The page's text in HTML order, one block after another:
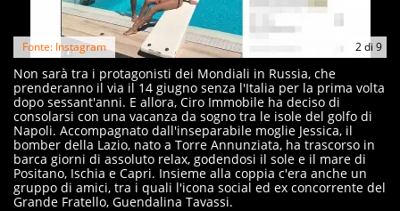
2di 9
Fonte: Instagram
Non sarà tra i protagonisti dei Mondiali in Russia, che
prenderanno il via il 14 giugno senza l'Italia per la prima volta
dopo sessant'anni. E allora, Ciro Immobile ha deciso di
consolarsi con una vacanza da sogno tra le isole del golfo di
Napoli. Accompagnato dall'inseparabile moglie Jessica, il
bomber della Lazio, nato a Torre Annunziata, ha trascorso in
barca giorni di assoluto relax, godendosi il sole e il mare di
Positano, Ischia e Capri. Insieme alla coppia c'era anche un
gruppo di amici, tra i quali l'icona social ed ex concorrente del
Grande Fratello, Guendalina Tavassi.